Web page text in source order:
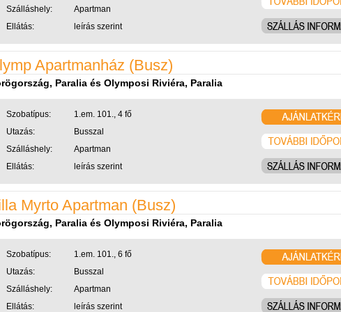
Szálláshely:
Apartman
Ellátás:
leírás szerint
Apartmanház (Busz)
Paralia és Olymposi Riviéra, Paralia
Szobatípus:
1.em. 101., 4 fő
Utazás:
Busszal
Szálláshely:
Apartman
Ellátás:
leírás szerint
Myrto Apartman (Busz)
Paralia és Olymposi Riviéra, Paralia
Szobatípus:
1.em. 101., 6 fő
Utazás:
Busszal
Szálláshely:
Apartman
Ellátás:
leírás szerint